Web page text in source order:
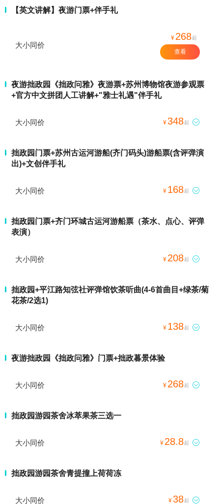
【英文讲解】夜游门票+伴手礼
大小同价
¥ 268起
查看
夜游拙政园《拙政问雅》夜游票+苏州博物馆夜游参观票
+官方中文拼团人工讲解+"雅士礼遇"伴手礼
大小同价 ¥348起 
拙政园门票+苏州古运河游船(齐门码头)游船票(含评弹演
出)+文创伴手礼
大小同价 ¥ 168起 
拙政园门票+齐门环城古运河游船票（茶水、点心、评弹
表演）
大小同价 ¥ 208起 
拙政园+平江路知弦社评弹馆饮茶听曲(4-6首曲目+绿茶/菊
花茶/2选1)
大小同价 ¥ 138起 
夜游拙政园《拙政问雅》门票+拙政暮景体验
大小同价 ¥ 268起 
拙政园游园茶舍冰萃果茶三选一
大小同价 ¥ 28.8起 
拙政园游园茶舍青提撞上荷荷冻
大小同价 ¥38起 